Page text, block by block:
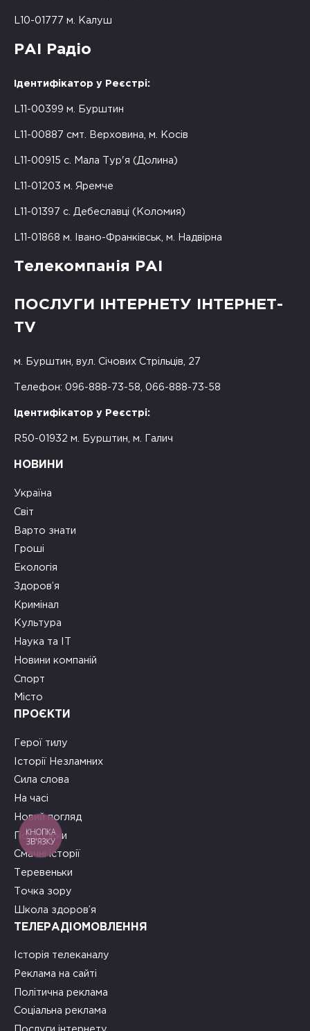
L10-01777 м. Калуш
РАІ Радіо
Ідентифікатор у Реєстрі:
L11-00399 м. Бурштин
L11-00887 смт. Верховина, м. Косів
L11-00915 с. Мала Тур'я (Долина)
L11-01203 м. Яремче
L11-01397 с. Дебеславці (Коломия)
L11-01868 м. Івано-Франківськ, м. Надвірна
Телекомпанія РАІ
ПОСЛУГИ ІНТЕРНЕТУ ІНТЕРНЕТ-
TV
м. Бурштин, вул. Січових Стрільців, 27
Телефон: 096-888-73-58, 066-888-73-58
Ідентифікатор у Реєстрі:
R50-01932 м. Бурштин, м. Галич
НОВИНИ
Україна
Світ
Варто знати
Гроші
Екологія
Здоров’я
Кримінал
Культура
Наука та ІТ
Новини компаній
Спорт
Місто
ПРОЄКТИ
Герої тилу
Історії Незламних
Сила слова
На часі
Новий погляд
Подружки
Смачні історії
Теревеньки
Точка зору
Школа здоров’я
ТЕЛЕРАДІОМОВЛЕННЯ
Історія телеканалу
Реклама на сайті
Політична реклама
Соціальна реклама
КНОПКА
ЗВ'ЯЗКУ